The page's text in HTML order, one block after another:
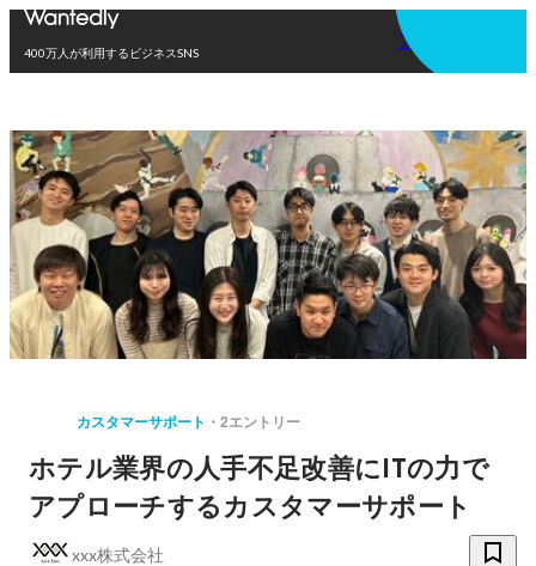
400万人が利用するビジネスSNS
アプリを使う
カスタマーサポート 2エントリー
ホテル業界の人手不足改善にITの力で
アプローチするカスタマーサポート
xxx株式会社